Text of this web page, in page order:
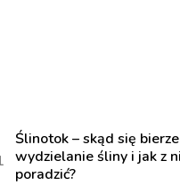
Ślinotok – skąd się
wydzielanie śliny i jak z
poradzić?